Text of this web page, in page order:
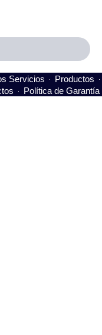
Servicios
Productos
Política de Garantía